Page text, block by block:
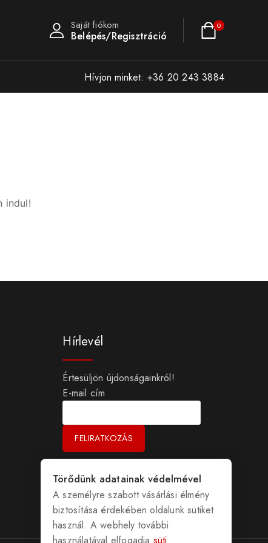
Saját fiókom
Belépés/Regisztráció
0
Hívjon minket: +36 20 243 3884
indul!
Hírlevél
Értesüljön újdonságainkról!
E-mail cím
Törődünk adatainak védelmével
A személyre szabott vásárlási élmény
biztosítása érdekében oldalunk sütiket
használ. A webhely további